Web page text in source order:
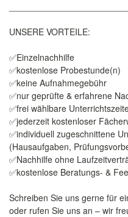
UNSERE VORTEILE:
✅Einzelnachhilfe
✅kostenlose Probestunde(n)
✅keine Aufnahmegebühr
✅nur geprüfte & erfahrene
✅frei wählbare
✅jederzeit kostenloser
✅individuell zugeschnittene
(Hausaufgaben,
✅Nachhilfe ohne
✅kostenlose Beratungs- &
Schreiben Sie uns gerne für
oder rufen Sie uns an – wir